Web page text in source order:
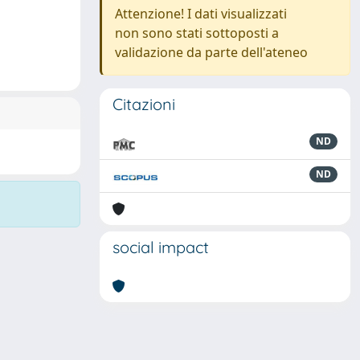
Attenzione! I dati visualizzati
non sono stati sottoposti a
validazione da parte dell'ateneo
Citazioni
ND
ND
social impact